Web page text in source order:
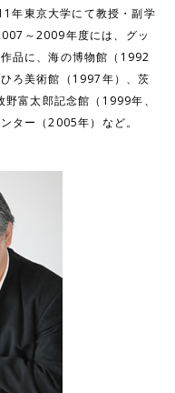
年東京大学にて教授・副学
～2009年度には、グッ
品に、海の博物館（1992
ろ美術館（1997年）、茨
富太郎記念館（1999年、
ター（2005年）など。